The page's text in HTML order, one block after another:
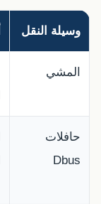
وسيلة النقل
المشي
حافلات
Dbus